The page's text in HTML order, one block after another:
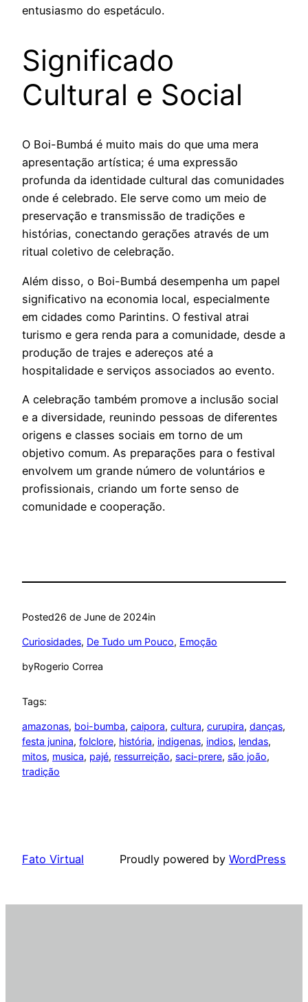
entusiasmo do espetáculo.
Significado
Cultural e Social
O Boi-Bumbá é muito mais do que uma mera
apresentação artística; é uma expressão
profunda da identidade cultural das comunidades
onde é celebrado. Ele serve como um meio de
preservação e transmissão de tradições e
histórias, conectando gerações através de um
ritual coletivo de celebração.
Além disso, o Boi-Bumbá desempenha um papel
significativo na economia local, especialmente
em cidades como Parintins. O festival atrai
turismo e gera renda para a comunidade, desde a
produção de trajes e adereços até a
hospitalidade e serviços associados ao evento.
A celebração também promove a inclusão social
e a diversidade, reunindo pessoas de diferentes
origens e classes sociais em torno de um
objetivo comum. As preparações para o festival
envolvem um grande número de voluntários e
profissionais, criando um forte senso de
comunidade e cooperação.
Posted26 de June de 2024in
Curiosidades, De Tudo um Pouco, Emoção
byRogerio Correa
Tags:
amazonas, boi-bumba, caipora, cultura, curupira, danças
festa junina, folclore, história, indigenas, indios, lendas
mitos, musica, pajé, ressurreição, saci-prere, são joão
tradição
Fato Virtual Proudly powered by WordPress